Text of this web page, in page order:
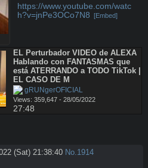
https://www.youtube.com/watc
h?v=jnPe3OCo7N8
[Embed]
EL Perturbador VIDEO de ALEXA
Hablando con FANTASMAS que
está ATERRANDO a TODO TikTok |
EL CASO DE M
gRUNgerOFICIAL
Views: 359,647 - 28/05/2022
27:48
(Sat) 21:38:40 No. 1914